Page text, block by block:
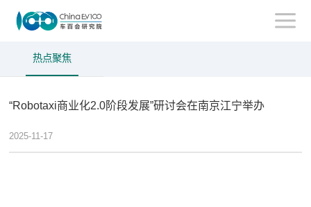
热点聚焦
“Robotaxi商业化2.0阶段发展”研讨会在南京江宁举办
2025-11-17